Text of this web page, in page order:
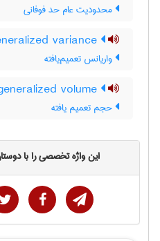
محدودیت عام حد فوفانی
واریانس تعمیم‌یافته
حجم تعمیم یافته
این واژه تخصصی را با